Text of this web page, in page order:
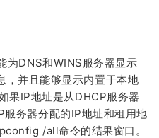
DNS和WINS服务器显示
，并且能够显示内置于本地
果IP地址是从DHCP服务器
务器分配的IP地址和租用地
/all命令的结果窗口。